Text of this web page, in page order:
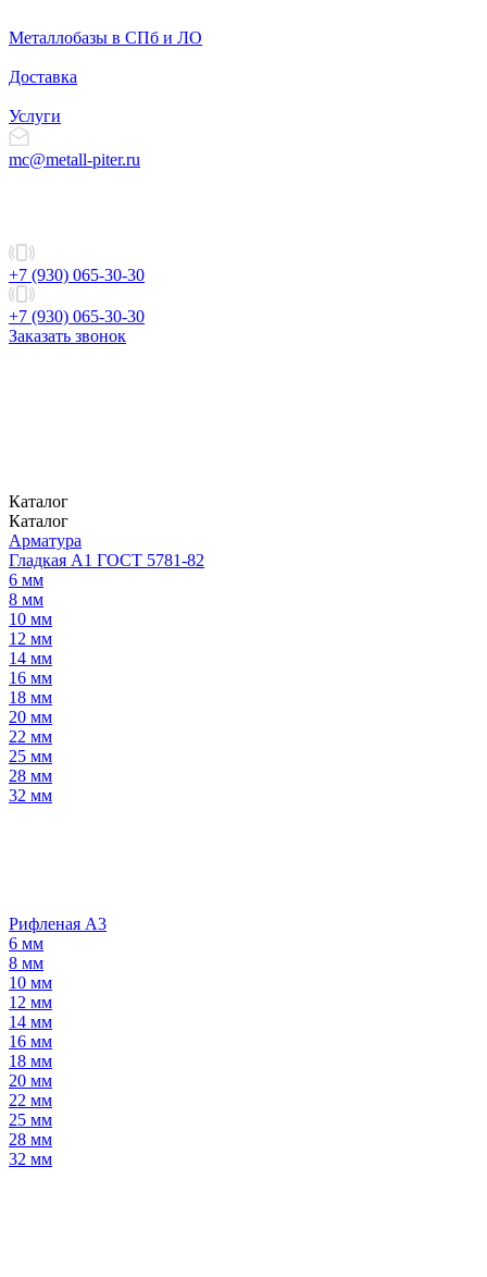
Металлобазы в СПб и ЛО
Доставка
Услуги
mc@metall-piter.ru
+7 (930) 065-30-30
+7 (930) 065-30-30
Заказать звонок
Каталог
Каталог
Арматура
Гладкая А1 ГОСТ 5781-82
6 мм
8 мм
10 мм
12 мм
14 мм
16 мм
18 мм
20 мм
22 мм
25 мм
28 мм
32 мм
Рифленая А3
6 мм
8 мм
10 мм
12 мм
14 мм
16 мм
18 мм
20 мм
22 мм
25 мм
28 мм
32 мм